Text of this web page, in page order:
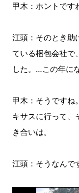
甲木：ホントです
江頭：そのとき助
ている梱包会社で
した。…この年に
甲木：そうですね
キサスに行って、
き合いは。
江頭：そうなんで